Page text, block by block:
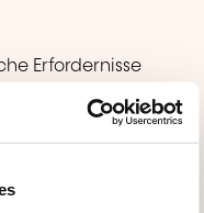
Erfordernisse
Gründe der